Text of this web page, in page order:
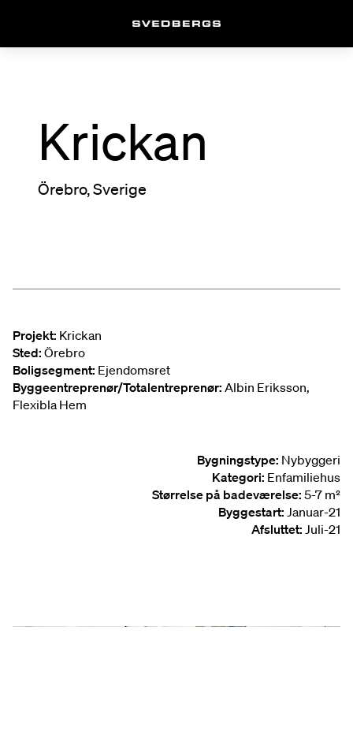
Krickan
Örebro, Sverige
Projekt: Krickan
Sted: Örebro
Boligsegment: Ejendomsret
Byggeentreprenør/Totalentreprenør: Albin Eriksson,
Flexibla Hem
Bygningstype: Nybyggeri
Kategori: Enfamiliehus
Størrelse på badeværelse: 5-7 m²
Byggestart: Januar-21
Afsluttet: Juli-21